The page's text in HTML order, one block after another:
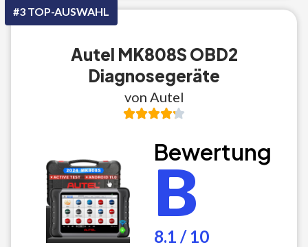
#3 TOP-AUSWAHL
Autel MK808S OBD2
Diagnosegeräte
von Autel
Bewertung
B
8.1 / 10